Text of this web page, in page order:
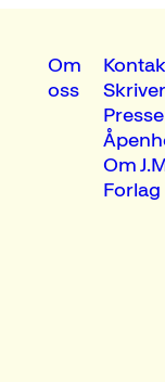
Om
oss
Presse
Om
Forlag